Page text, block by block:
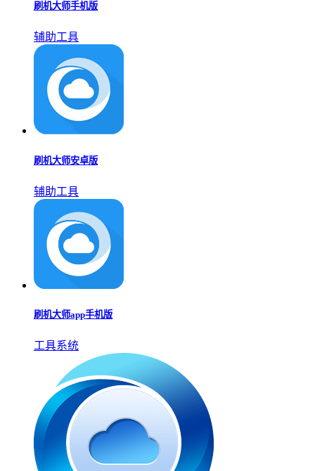
刷机大师手机版
辅助工具
刷机大师安卓版
辅助工具
刷机大师app手机版
工具系统